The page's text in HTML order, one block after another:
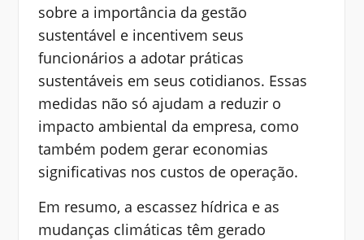
sobre a importância da gestão
sustentável e incentivem seus
funcionários a adotar práticas
sustentáveis em seus cotidianos. Essas
medidas não só ajudam a reduzir o
impacto ambiental da empresa, como
também podem gerar economias
significativas nos custos de operação.
Em resumo, a escassez hídrica e as
mudanças climáticas têm gerado